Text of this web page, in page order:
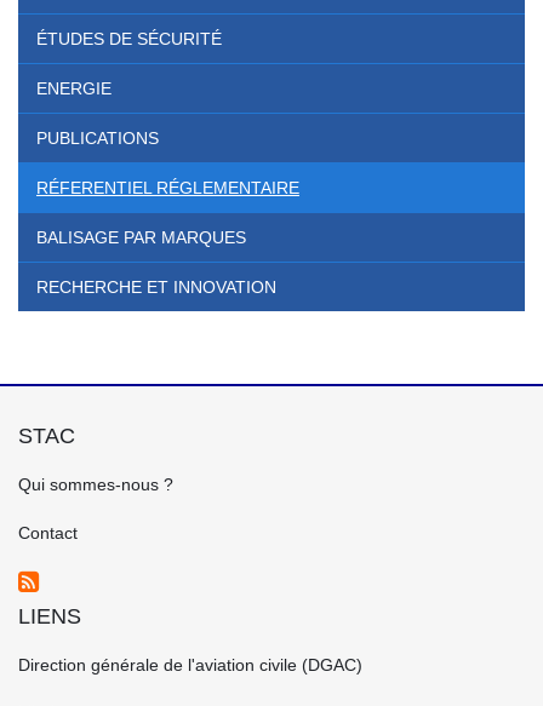
ÉTUDES DE SÉCURITÉ
ENERGIE
PUBLICATIONS
RÉFERENTIEL RÉGLEMENTAIRE
BALISAGE PAR MARQUES
RECHERCHE ET INNOVATION
STAC
GAUCHE
Qui sommes-nous ?
Contact
LIENS
CENTRE
Direction générale de l'aviation civile (DGAC)